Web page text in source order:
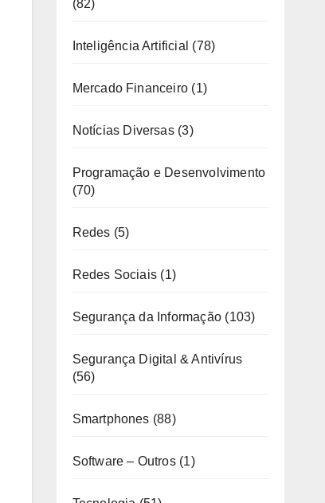
(82)
Inteligência Artificial (78)
Mercado Financeiro (1)
Notícias Diversas(3)
Programação e Desenvolvimento
(70)
Redes (5)
Redes Sociais (1)
Segurança da Informação (103)
Segurança Digital & Antivírus
(56)
Smartphones (88)
Software – Outros(1)